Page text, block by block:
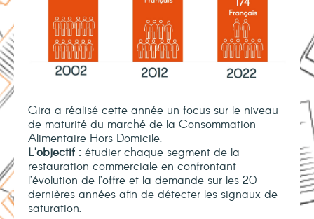
Gira a réalisé cette année un focus sur le niveau
de maturité du marché de la Consommation
Alimentaire Hors Domicile.
L’objectif : étudier chaque segment de la
restauration commerciale en confrontant
l’évolution de l’offre et la demande sur les 20
dernières années afin de détecter les signaux de
saturation.